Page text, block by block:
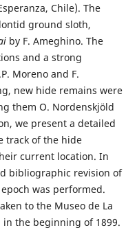
Chile). The
ground sloth,
by F. Ameghino. The
and a strong
Moreno and F.
new hide remains were
them O. Nordenskjöld
we present a detailed
track of the hide
current location. In
bibliographic revision of
was performed.
to the Museo de La
in the beginning of 1899.